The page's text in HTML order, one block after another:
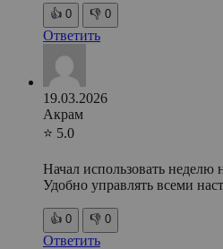
👍 0 👎 0
Ответить
19.03.2026
Акрам
⭐ 5.0
Начал использовать неделю
Удобно управлять всеми
👍 0 👎 0
Ответить